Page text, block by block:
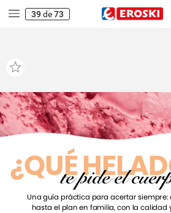
39de73
Una guía práctica para acertarsiempre:
hasta el plan en familia,con la calidad
¿QUÉ
tepideel